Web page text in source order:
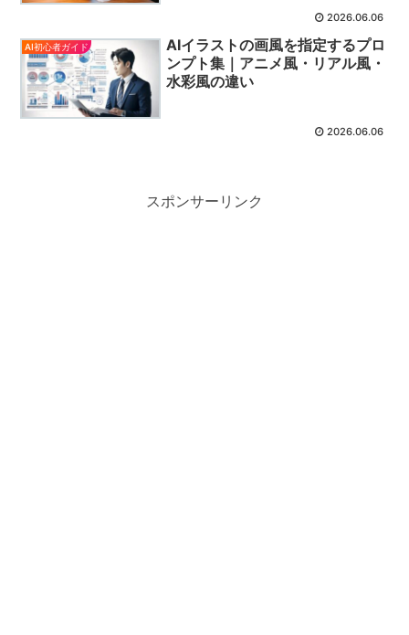
2026.06.06
AI初心者ガイド
AIイラストの画風を指定するプロ
ンプト集｜アニメ風・リアル風・
水彩風の違い
2026.06.06
スポンサーリンク